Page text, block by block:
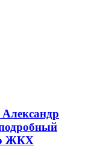
ЖКХ